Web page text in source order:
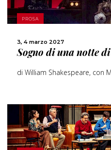
PROSA
3, 4 marzo 2027
Sogno di una notte di
di William Shakespeare, con